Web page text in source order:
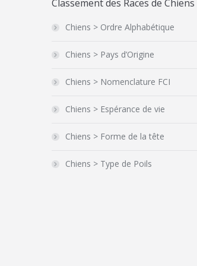
Classement des Races de Chiens
Chiens > Ordre Alphabétique
Chiens > Pays d’Origine
Chiens > Nomenclature FCI
Chiens > Espérance de vie
Chiens > Forme de la tête
Chiens > Type de Poils